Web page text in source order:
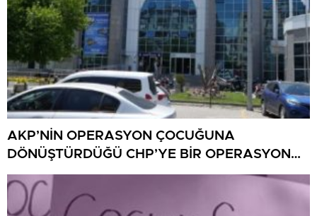
AKP’NİN OPERASYON ÇOCUĞUNA
DÖNÜŞTÜRDÜĞÜ CHP’YE BİR OPERASYON
DAHA!